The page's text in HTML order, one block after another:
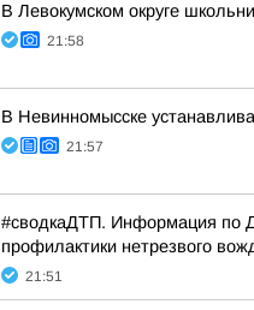
В Левокумском округе
21:58
В Невинномысске
21:57
#сводкаДТП. Информация по
профилактики нетрезвого
21:51